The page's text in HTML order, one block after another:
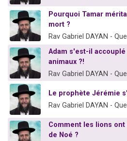
Pourquoi Tamar
mort ?
Rav Gabriel DAYAN -
Adam s'est-il
animaux ?!
Rav Gabriel DAYAN -
Le prophète Jérémie
Rav Gabriel DAYAN -
Comment les lions
de Noé ?